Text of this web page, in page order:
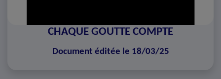
CHAQUE GOUTTE COMPTE
Document éditée le 18/03/25